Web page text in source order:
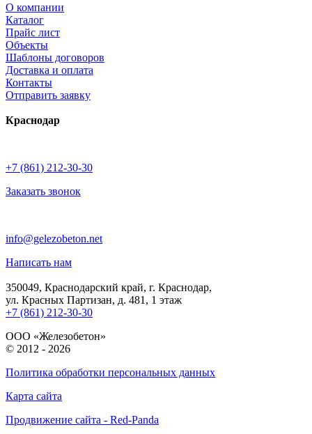
О компании
Каталог
Прайс лист
Объекты
Шаблоны договоров
Доставка и оплата
Контакты
Отправить заявку
Краснодар
+7 (861) 212-30-30
Заказать звонок
info@gelezobeton.net
Написать нам
350049, Краснодарский край, г. Краснодар,
ул. Красных Партизан, д. 481, 1 этаж
+7 (861) 212-30-30
ООО «Железобетон»
© 2012 - 2026
Политика обработки персональных данных
Карта сайта
Продвижение сайта - Red-Panda